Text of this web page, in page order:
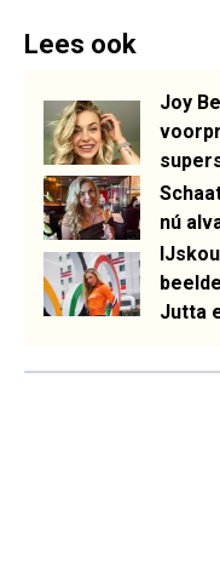
Lees ook
Joy
nú
Jutta